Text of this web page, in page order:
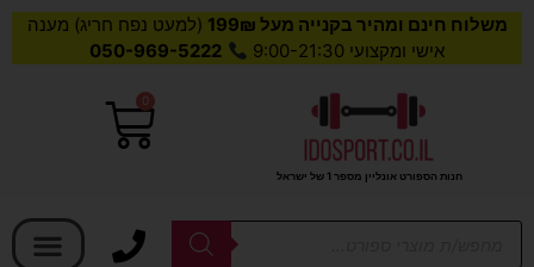
משלוח חינם ומהיר בקנייה מעל 199₪
(למעט נפח חריג) מענה
אישי ומקצועי 9:00-21:30
050-969-5222
חנות הספורט אונליין מספר 1 של ישראל
0
עגלת
Products